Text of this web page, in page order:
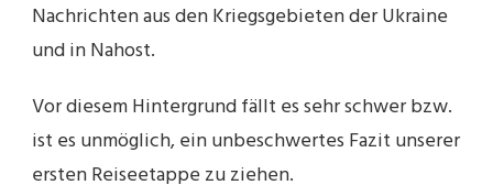
Nachrichten aus den Kriegsgebieten der Ukraine
und in Nahost.
Vor diesem Hintergrund fällt es sehr schwer bzw.
ist es unmöglich, ein unbeschwertes Fazit unserer
ersten Reiseetappe zu ziehen.